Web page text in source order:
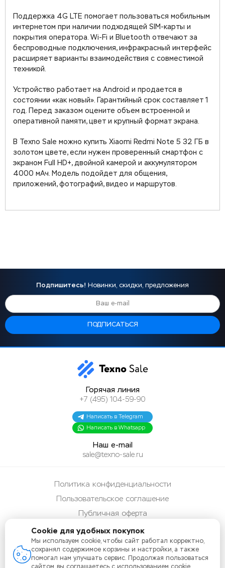
Поддержка 4G LTE помогает пользоваться мобильным
интернетом при наличии подходящей SIM-карты и
покрытия оператора. Wi-Fi и Bluetooth отвечают за
беспроводные подключения, инфракрасный интерфейс
расширяет варианты взаимодействия с совместимой
техникой.
Устройство работает на Android и продается в
состоянии «как новый». Гарантийный срок составляет 1
год. Перед заказом оцените объем встроенной и
оперативной памяти, цвет и крупный формат экрана.
В Texno Sale можно купить Xiaomi Redmi Note 5 32 ГБ в
золотом цвете, если нужен проверенный смартфон с
экраном Full HD+, двойной камерой и аккумулятором
4000 мАч. Модель подойдет для общения,
приложений, фотографий, видео и маршрутов.
Подпишитесь! Новинки, скидки, предложения
Горячая линия
+7 (495) 104-59-90
Написать в Telegram
Написать в Whatsapp
Наш e-mail
sale@texno-sale.ru
Политика конфиденциальности
Пользовательское соглашение
Публичная оферта
Способы оплаты
Карта сайта
Cookie для удобных покупок
Мы используем cookie, чтобы сайт работал корректно,
сохранял содержимое корзины и настройки, а также
помогал нам улучшать сервис. Продолжая пользоваться